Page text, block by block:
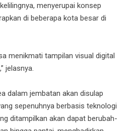
menyerupai konsep
di beberapa kota besar di
menikmati tampilan visual digital
jelasnya.
dalam jembatan akan disulap
sepenuhnya berbasis teknologi
ditampilkan akan dapat berubah-